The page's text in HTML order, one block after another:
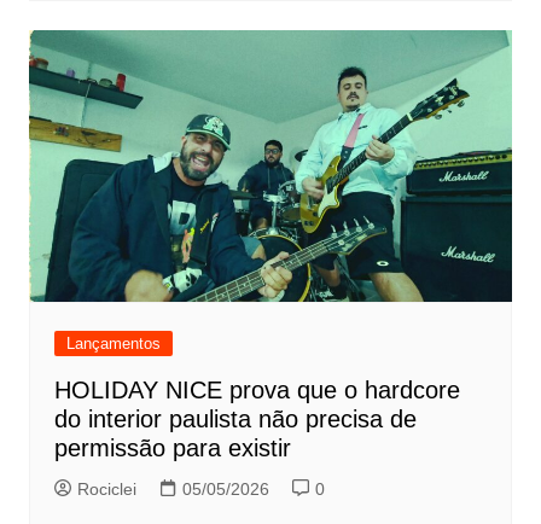
Lançamentos
HOLIDAY NICE prova que o hardcore
do interior paulista não precisa de
permissão para existir
Rociclei 05/05/2026 0